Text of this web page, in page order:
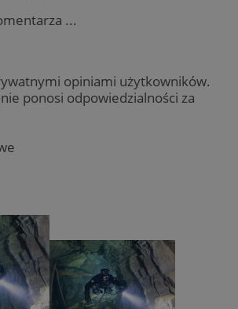
...
opiniami użytkowników.
ponosi odpowiedzialności za